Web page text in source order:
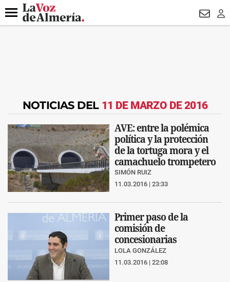
DESTACADO DRON UDA
Menú
NOTICIAS DEL 11 DE MARZO DE 2016
AVE: entre la polémica
política y la protección
de la tortuga mora y el
camachuelo trompetero
SIMÓN RUIZ
11.03.2016 | 23:33
Primer paso de la
comisión de
concesionarias
LOLA GONZÁLEZ
11.03.2016 | 22:08